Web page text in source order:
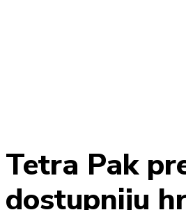
Tetra Pak
dostupniju